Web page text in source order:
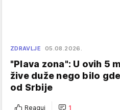
ZDRAVLJE 05.08.2026.
"Plava zona": U ovih 5
žive duže nego bilo
od Srbije
Reaguj 1